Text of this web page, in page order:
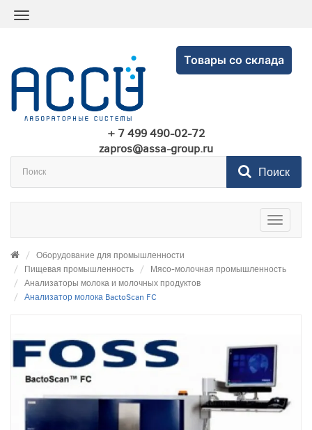
Товары со склада
+ 7 499 490-02-72
zapros@assa-group.ru
Поиск
Toggle
Оборудование для промышленности
Пищевая промышленность
Мясо-молочная промышленность
Анализаторы молока и молочных продуктов
Анализатор молока BactoScan FC